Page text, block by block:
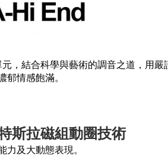
，結合科學與藝術的調音之道，用
情感飽滿。
斯拉磁組動圈技術
及大動態表現。